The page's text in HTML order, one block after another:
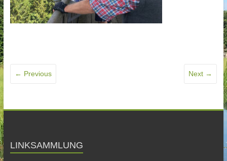
← Previous Next →
LINKSAMMLUNG